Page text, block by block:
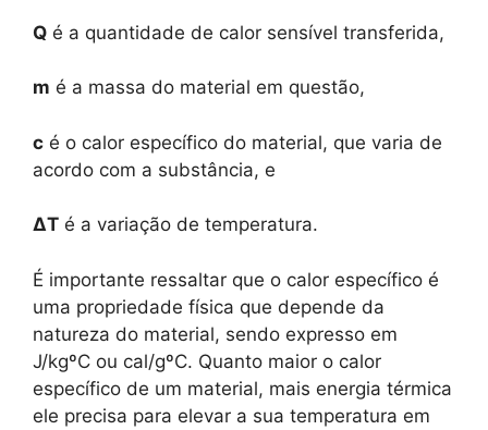
Q é a quantidade de calor sensível transferida,
m é a massa do material em questão,
c é o calor específico do material, que varia de
acordo com a substância, e
ΔT é a variação de temperatura.
É importante ressaltar que o calor específico é
uma propriedade física que depende da
natureza do material, sendo expresso em
J/kgºC ou cal/gºC. Quanto maior o calor
específico de um material, mais energia térmica
ele precisa para elevar a sua temperatura em